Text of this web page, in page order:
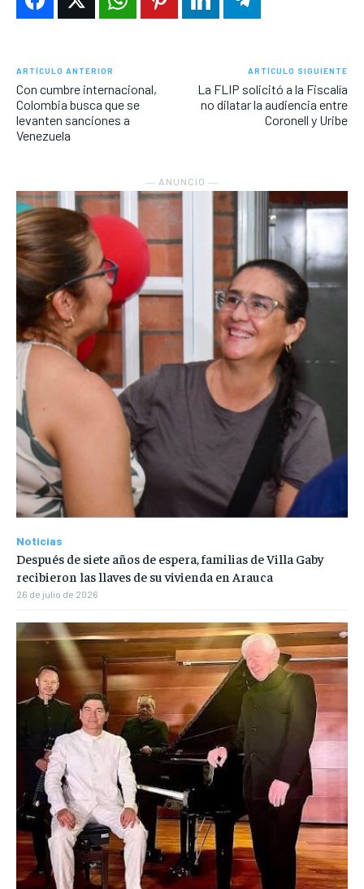
ARTÍCULO ANTERIOR
Con cumbre internacional,
Colombia busca que se
levanten sanciones a
Venezuela
ARTÍCULO SIGUIENTE
La FLIP solicitó a la Fiscalía
no dilatar la audiencia entre
Coronell y Uribe
― ANUNCIO ―
Noticias
Después de siete años de espera, familias de Villa Gaby
recibieron las llaves de su vivienda en Arauca
26 de julio de 2026